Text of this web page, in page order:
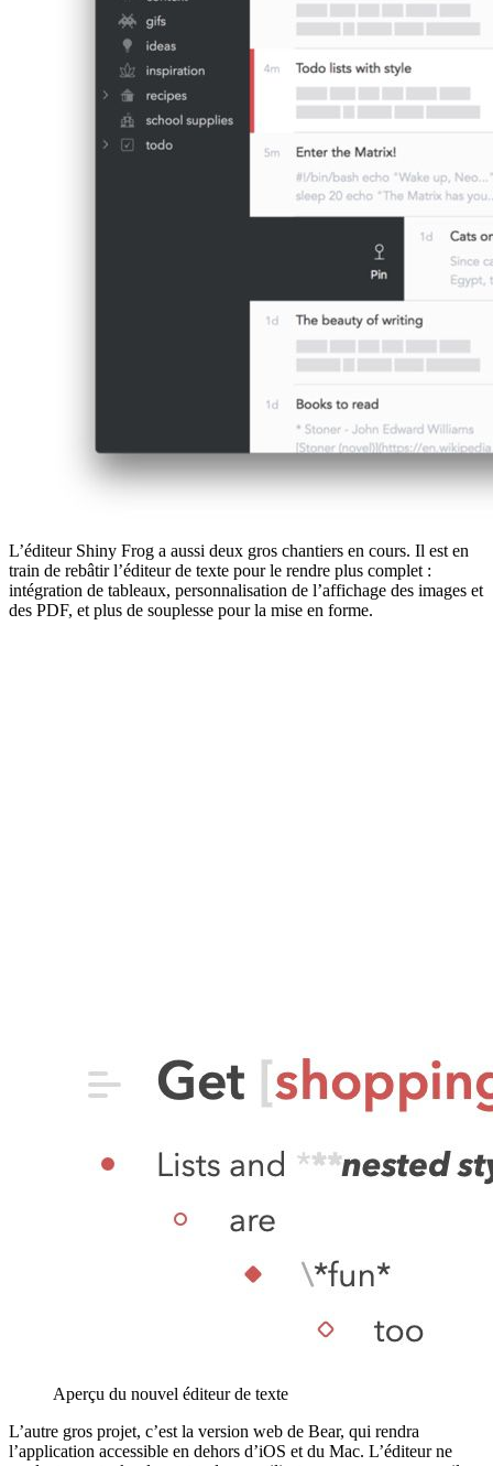
L’éditeur Shiny Frog a aussi deux gros chantiers en cours. Il est en
train de rebâtir l’éditeur de texte pour le rendre plus complet :
intégration de tableaux, personnalisation de l’affichage des images et
des PDF, et plus de souplesse pour la mise en forme.
Aperçu du nouvel éditeur de texte
L’autre gros projet, c’est la version web de Bear, qui rendra
l’application accessible en dehors d’iOS et du Mac. L’éditeur ne